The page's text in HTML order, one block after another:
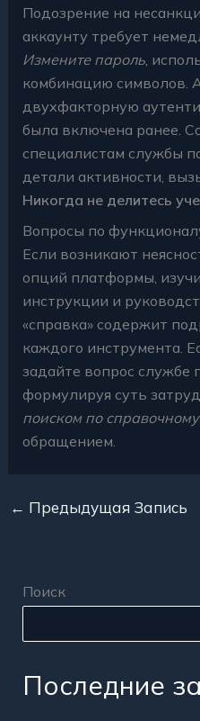
Подозрение на
аккаунту требует
Измените пароль,
комбинацию символов.
двухфакторную
была включена ранее.
специалистам службы
детали активности,
Никогда не делитесь
Вопросы по
Если возникают
опций платформы,
инструкции и
«справка» содержит
каждого инструмента.
задайте вопрос службе
формулируя суть
поиском по
обращением.
← Предыдущая Запись
Поиск
Последние